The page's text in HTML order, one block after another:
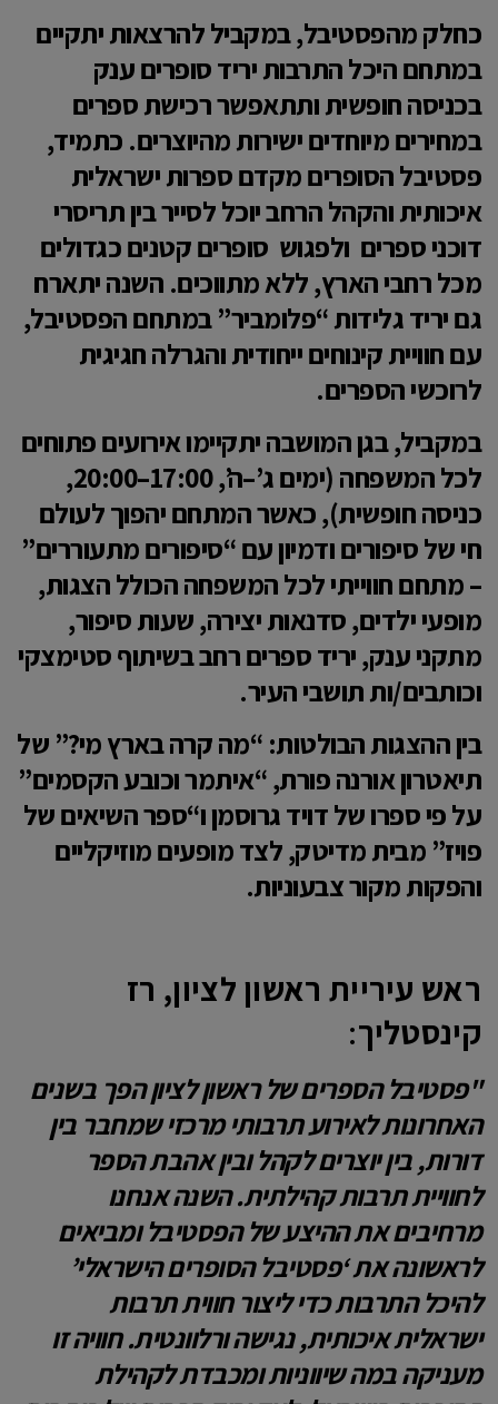
כחלק מהפסטיבל, במקביל להרצאות יתקיים
במתחם היכל התרבותיריד סופריםענק
בכניסה חופשיתותתאפשר רכישת ספרים
במחירים מיוחדים ישירות מהיוצרים. כתמיד,
פסטיבל הסופרים מקדם ספרות ישראלית
איכותית והקהל הרחב יוכל לסייר בין תריסרי
דוכני ספרים ולפגוש סופרים קטנים כגדולים
מכל רחבי הארץ, ללא מתווכים. השנה יתארח
גם יריד גלידות “פלומביר” במתחם הפסטיבל,
עם חוויית קינוחים ייחודית והגרלה חגיגית
לרוכשי הספרים.
במקביל, בגן המושבה יתקיימו אירועים פתוחים
לכל המשפחה (ימים ג’–ה’, 17:00–20:00,
כניסה חופשית), כאשר המתחם יהפוך לעולם
חי של סיפורים ודמיון עם “סיפורים מתעוררים”
– מתחם חווייתי לכל המשפחה הכולל הצגות,
מופעי ילדים, סדנאות יצירה, שעות סיפור,
מתקני ענק, יריד ספרים רחב בשיתוף סטימצקי
וכותבים/ות תושבי העיר.
בין ההצגות הבולטות: “מה קרה בארץ מי?” של
תיאטרון אורנה פורת, “איתמר וכובע הקסמים”
על פי ספרו של דויד גרוסמן ו“ספר השיאים של
פויז” מבית מדיטק, לצד מופעים מוזיקליים
והפקות מקור צבעוניות.
ראש עיריית ראשון לציון, רז
קינסטליך:
"פסטיבל הספרים של ראשון לציון הפך בשנים
האחרונות לאירוע תרבותי מרכזי שמחבר בין
דורות, בין יוצרים לקהל ובין אהבת הספר
לחוויית תרבות קהילתית. השנה אנחנו
מרחיבים את ההיצע של הפסטיבל ומביאים
לראשונה את ‘פסטיבל הסופרים הישראלי’
להיכל התרבות כדי ליצור חווית תרבות
ישראלית איכותית, נגישה ורלוונטית. חוויה זו
מעניקה במה שיווניות ומכבדת לקהילת